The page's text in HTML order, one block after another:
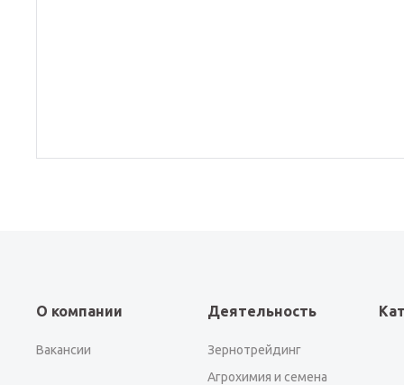
О компании
Вакансии
Деятельность
Зернотрейдинг
Агрохимия и семена